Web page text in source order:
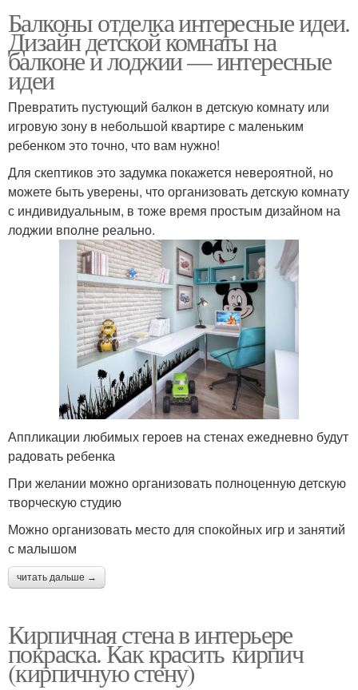
Балконы отделка интересные идеи.
Дизайн детской комнаты на
балконе и лоджии — интересные
идеи
Превратить пустующий балкон в детскую комнату или
игровую зону в небольшой квартире с маленьким
ребенком это точно, что вам нужно!
Для скептиков это задумка покажется невероятной, но
можете быть уверены, что организовать детскую комнату
с индивидуальным, в тоже время простым дизайном на
лоджии вполне реально.
Аппликации любимых героев на стенах ежедневно будут
радовать ребенка
При желании можно организовать полноценную детскую
творческую студию
Можно организовать место для спокойных игр и занятий
с малышом
читать дальше →
Кирпичная стена в интерьере
покраска. Как красить кирпич
(кирпичную стену)